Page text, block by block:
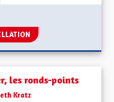
les ronds-points
Kratz